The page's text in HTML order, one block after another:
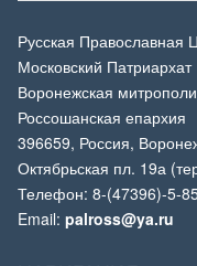
Русская Православная
Московский Патриархат
Воронежская
Россошанская епархия
396659, Россия,
Октябрьская пл. 19а
Телефон: 8-(47396)-5-
Email: palross@ya.ru